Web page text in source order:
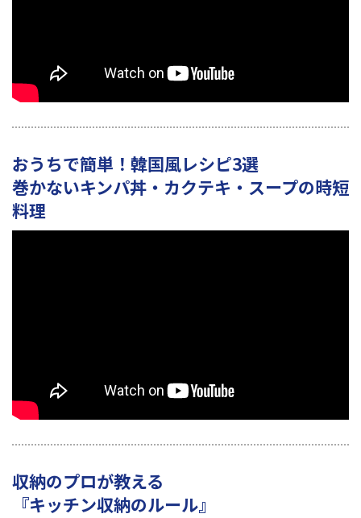
おうちで簡単！韓国風レシピ3選
巻かないキンパ丼・カクテキ・スープの時短
料理
収納のプロが教える
『キッチン収納のルール』